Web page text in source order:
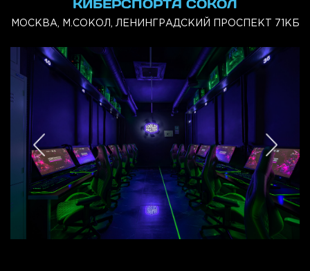
КИБЕРСПОРТА СОКОЛ
МОСКВА, М.СОКОЛ, ЛЕНИНГРАДСКИЙ ПРОСПЕКТ 71КБ